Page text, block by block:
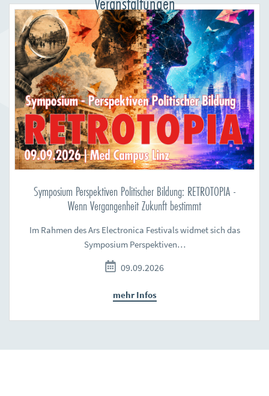
Symposium Perspektiven Politischer Bildung: RETROTOPIA -
Wenn Vergangenheit Zukunft bestimmt
Im Rahmen des Ars Electronica Festivals widmet sich das
Symposium Perspektiven…
09.09.2026
mehr Infos